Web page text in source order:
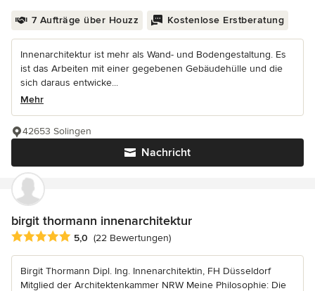
7 Aufträge über Houzz Kostenlose Erstberatung
Innenarchitektur ist mehr als Wand- und Bodengestaltung. Es
ist das Arbeiten mit einer gegebenen Gebäudehülle und die
sich daraus entwicke...
Mehr
Nachricht
42653 Solingen
birgit thormann innenarchitektur
Durchschnittliche Bewertung: 5 von 5 Sternen
5,0 (22 Bewertungen)
Birgit Thormann Dipl. Ing. Innenarchitektin, FH Düsseldorf
Mitglied der Architektenkammer NRW Meine Philosophie: Die